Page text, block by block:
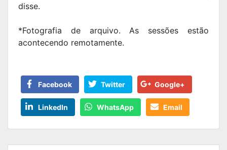
disse.
*Fotografia de arquivo. As sessões estão
acontecendo remotamente.
Facebook Twitter Google+
LinkedIn WhatsApp Email